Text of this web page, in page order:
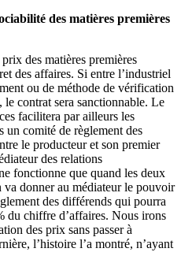
des matières premières
des matières premières
des affaires. Si entre l’industriel
ou de méthode de vérification
le contrat sera sanctionnable. Le
facilitera par ailleurs les
un comité de règlement des
le producteur et son premier
des relations
fonctionne que quand les deux
donner au médiateur le pouvoir
des différends qui pourra
du chiffre d’affaires. Nous irons
des prix sans passer à
l’histoire l’a montré, n’ayant